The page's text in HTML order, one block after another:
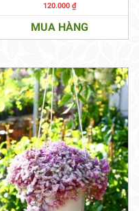
120.000₫
MUA HÀNG